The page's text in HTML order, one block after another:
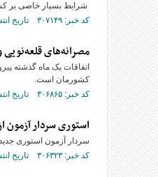
شرایط بسیار خاصی بر
کد خبر: ۳۰۷۱۴۹ تاریخ انتشار : ۱۴۰۵/۰۲/۱۳
مصرانه‌های
اتفاقات یک ماه گذشته
کشورمان است.
کد خبر: ۳۰۶۸۶۵ تاریخ انتشار : ۱۴۰۵/۰۲/۰۹
استوری سردار
سردار آزمون استوری
کد خبر: ۳۰۶۳۲۳ تاریخ انتشار : ۱۴۰۵/۰۲/۰۲